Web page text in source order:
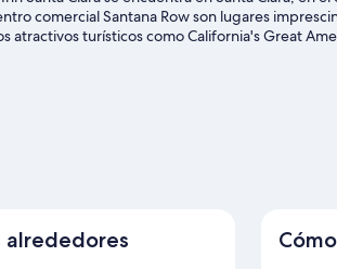
comercial Santana Row son lugares
atractivos turísticos como California's Great
el calendario de Centro SAP en San José o
alrededores